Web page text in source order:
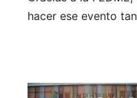
hacer ese evento